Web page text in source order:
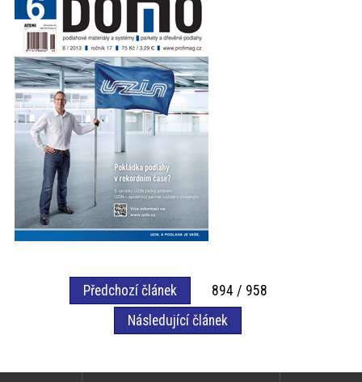
Prodejní
akce
ProfiMag
Kontakt
Předchozí článek
894 / 958
Následující článek